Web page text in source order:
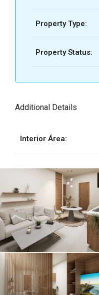
Property Type:
Property Status:
Additional Details
Interior Área: